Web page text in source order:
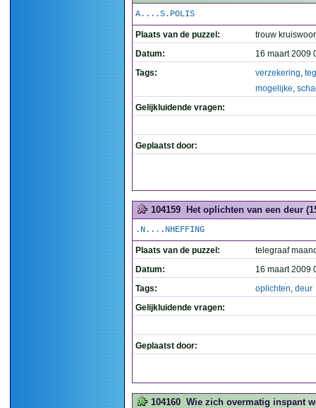
A....S.POLIS
Plaats van de puzzel:
trouw
Datum:
16 maart 2009
Tags:
verzekering,
mogelijke,
Gelijkluidende vragen:
Geplaatst door:
104159 Het oplichten van een deur
.N....NHEFFING
Plaats van de puzzel:
telegraaf
Datum:
16 maart 2009
Tags:
oplichten, deur
Gelijkluidende vragen:
Geplaatst door:
104160 Wie zich overmatig inspant